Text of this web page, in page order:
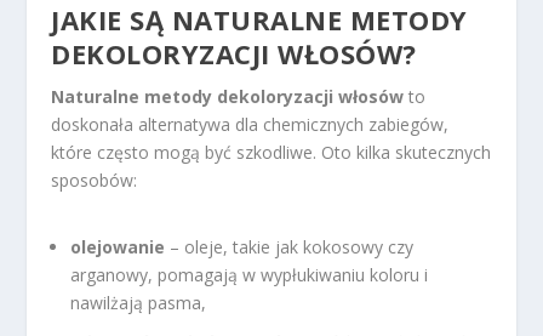
JAKIE SĄ NATURALNE METODY
DEKOLORYZACJI WŁOSÓW?
Naturalne metody dekoloryzacji włosów to
doskonała alternatywa dla chemicznych zabiegów,
które często mogą być szkodliwe. Oto kilka skutecznych
sposobów:
olejowanie – oleje, takie jak kokosowy czy
arganowy, pomagają w wypłukiwaniu koloru i
nawilżają pasma,